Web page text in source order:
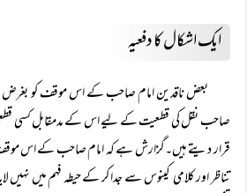
ایک اشکال کا دفعیہ
بعض ناقدین امام صاحب کے اس موقف کو بغرض
صاحب نقل کی قطعیت کے لیے اس کے مدمقابل کسی
قرار دیتے ہیں۔گزارش ہے کہ امام صاحب کے اس موقف
تناظر اور کلامی کینوس سے جدا کر کے حیطہ فہم میں نہیں